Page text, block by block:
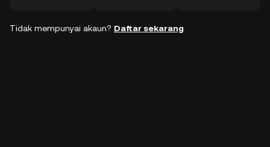
Tidak mempunyai akaun? Daftar sekarang